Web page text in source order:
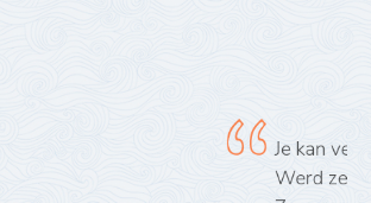
verfsoorten laten meten.
zeer vriendelijk ontvangen.